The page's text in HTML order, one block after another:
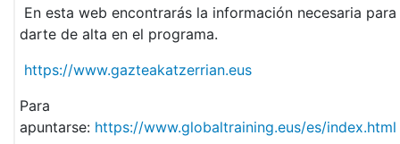
En esta web encontrarás la información necesaria para
darte de alta en el programa.
https://www.gazteakatzerrian.eus
Para
apuntarse: https://www.globaltraining.eus/es/index.html